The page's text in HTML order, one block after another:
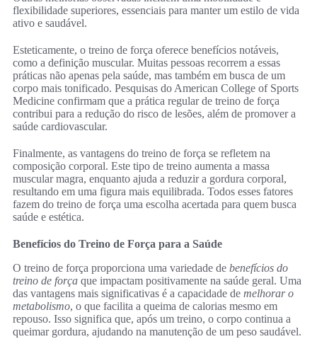
flexibilidade superiores, essenciais para manter um estilo de vida
ativo e saudável.
Esteticamente, o treino de força oferece benefícios notáveis,
como a definição muscular. Muitas pessoas recorrem a essas
práticas não apenas pela saúde, mas também em busca de um
corpo mais tonificado. Pesquisas do American College of Sports
Medicine confirmam que a prática regular de treino de força
contribui para a redução do risco de lesões, além de promover a
saúde cardiovascular.
Finalmente, as vantagens do treino de força se refletem na
composição corporal. Este tipo de treino aumenta a massa
muscular magra, enquanto ajuda a reduzir a gordura corporal,
resultando em uma figura mais equilibrada. Todos esses fatores
fazem do treino de força uma escolha acertada para quem busca
saúde e estética.
Benefícios do Treino de Força para a Saúde
O treino de força proporciona uma variedade de benefícios do
treino de força que impactam positivamente na saúde geral. Uma
das vantagens mais significativas é a capacidade de melhorar o
metabolismo, o que facilita a queima de calorias mesmo em
repouso. Isso significa que, após um treino, o corpo continua a
queimar gordura, ajudando na manutenção de um peso saudável.